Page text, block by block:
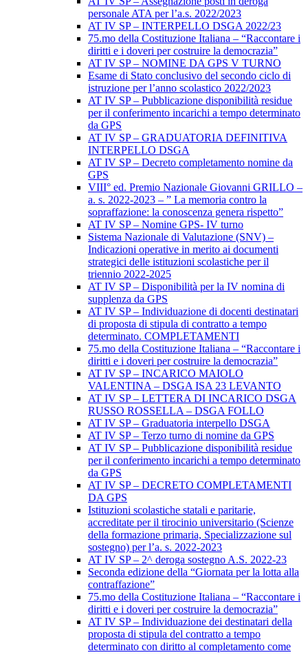
personale ATA per l’a.s. 2022/2023
AT IV SP – INTERPELLO DSGA 2022/23
75.mo della Costituzione Italiana – “Raccontare i
diritti e i doveri per costruire la democrazia”
AT IV SP – NOMINE DA GPS V TURNO
Esame di Stato conclusivo del secondo ciclo di
istruzione per l’anno scolastico 2022/2023
AT IV SP – Pubblicazione disponibilità residue
per il conferimento incarichi a tempo determinato
da GPS
AT IV SP – GRADUATORIA DEFINITIVA
INTERPELLO DSGA
AT IV SP – Decreto completamento nomine da
GPS
VIII° ed. Premio Nazionale Giovanni GRILLO –
a. s. 2022-2023 – ” La memoria contro la
sopraffazione: la conoscenza genera rispetto”
AT IV SP – Nomine GPS- IV turno
Sistema Nazionale di Valutazione (SNV) –
Indicazioni operative in merito ai documenti
strategici delle istituzioni scolastiche per il
triennio 2022-2025
AT IV SP – Disponibilità per la IV nomina di
supplenza da GPS
AT IV SP – Individuazione di docenti destinatari
di proposta di stipula di contratto a tempo
determinato. COMPLETAMENTI
75.mo della Costituzione Italiana – “Raccontare i
diritti e i doveri per costruire la democrazia”
AT IV SP – INCARICO MAIOLO
VALENTINA – DSGA ISA 23 LEVANTO
AT IV SP – LETTERA DI INCARICO DSGA
RUSSO ROSSELLA – DSGA FOLLO
AT IV SP – Graduatoria interpello DSGA
AT IV SP – Terzo turno di nomine da GPS
AT IV SP – Pubblicazione disponibilità residue
per il conferimento incarichi a tempo determinato
da GPS
AT IV SP – DECRETO COMPLETAMENTI
DA GPS
Istituzioni scolastiche statali e paritarie,
accreditate per il tirocinio universitario (Scienze
della formazione primaria, Specializzazione sul
sostegno) per l’a. s. 2022-2023
AT IV SP – 2^ deroga sostegno A.S. 2022-23
Seconda edizione della “Giornata per la lotta alla
contraffazione”
75.mo della Costituzione Italiana – “Raccontare i
diritti e i doveri per costruire la democrazia”
AT IV SP – Individuazione dei destinatari della
proposta di stipula del contratto a tempo
determinato con diritto al completamento come